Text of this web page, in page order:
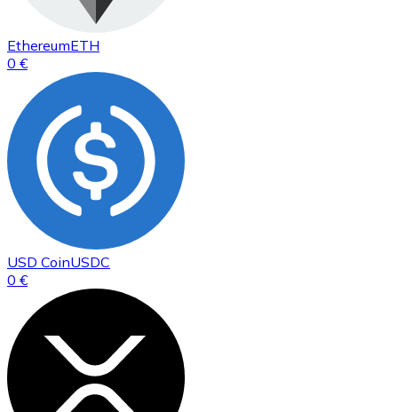
EthereumETH
0 €
USD CoinUSDC
0 €